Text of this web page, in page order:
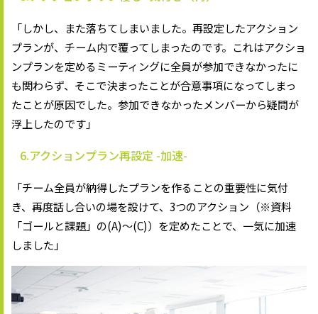
「しかし、また落ちてしまいました。再設定したアクション
プランが、チーム内で覆ってしまったのです。これはアクショ
ンプランを定めるミーティングに全員が参加できなかったに
も関わらず、そこで決まったことが合意事項になってしまっ
たことが原因でした。参加できなかったメンバーから疑問が
浮上したのです」
6.アクションプラン再設定 -加速-
「チーム全員が納得したプランを作ることの重要性に気付
き、再度話し合いの場を設けて、3つのアクション（※資料
「ゴールと課題」の(A)～(C)）を定めたことで、一気に加速
しました」